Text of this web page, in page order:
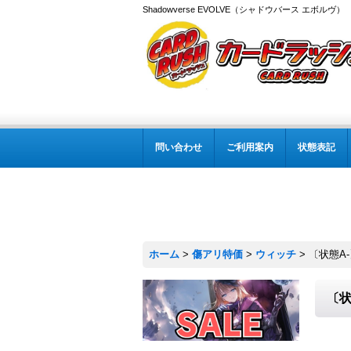
Shadowverse EVOLVE（シャドウバース エボルヴ
問い合わせ ご利用案内 状態表記
ホーム > 傷アリ特価 > ウィッチ > 〔状態
〔